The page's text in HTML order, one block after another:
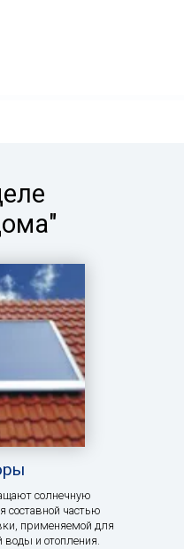
солнечную
частью
применяемой для
воды и отопления.